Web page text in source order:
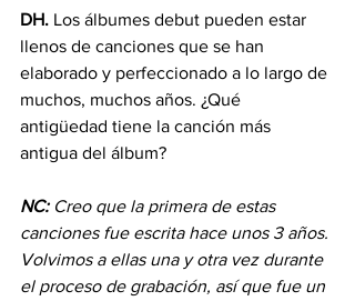
DH. Los álbumes debut pueden estar
llenos de canciones que se han
elaborado y perfeccionado a lo largo de
muchos, muchos años. ¿Qué
antigüedad tiene la canción más
antigua del álbum?
NC: Creo que la primera de estas
canciones fue escrita hace unos 3 años.
Volvimos a ellas una y otra vez durante
el proceso de grabación, así que fue un